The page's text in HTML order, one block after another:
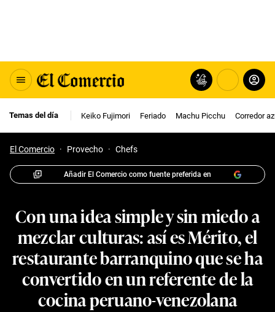
Temas del día Keiko Fujimori Feriado Machu Picchu Corredor
El Comercio · Provecho · Chefs
Añadir El Comercio como fuente preferida en
Con una idea simple y sin miedo a
mezclar culturas: así es Mérito, el
restaurante barranquino que se ha
convertido en un referente de la
cocina peruano-venezolana